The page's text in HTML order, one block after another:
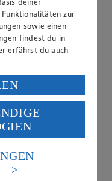
Rispentomaten
= € 4.98)
zur
sowie einen
findest du in
erfährst du auch
Daten in den
du im Sinne
ein, dass deine
Der EuGH sieht
an.
durch US-